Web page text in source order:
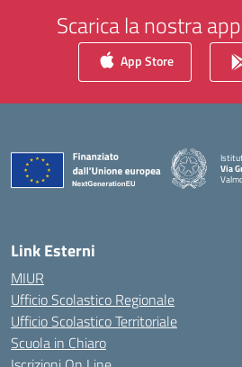
Scarica la nostra
App Store
Via
Link Esterni
MIUR
Ufficio Scolastico Regionale
Ufficio Scolastico Territoriale
Scuola in Chiaro